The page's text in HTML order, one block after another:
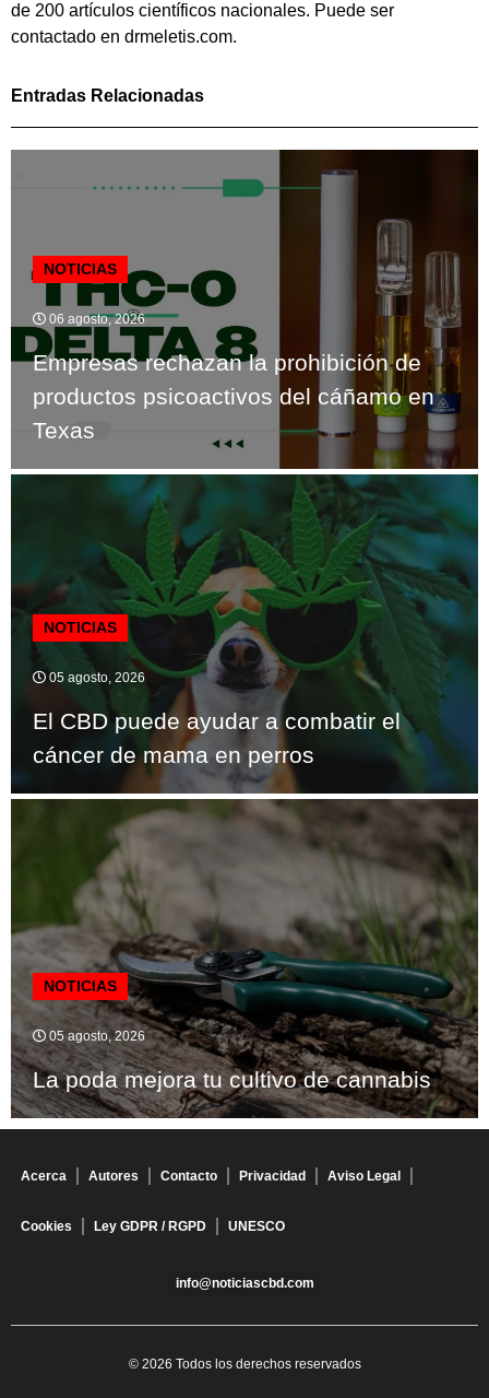
de 200 artículos científicos nacionales. Puede ser
contactado en drmeletis.com.
Entradas Relacionadas
NOTICIAS
06 agosto, 2026
Empresas rechazan la prohibición de
productos psicoactivos del cáñamo en
Texas
NOTICIAS
05 agosto, 2026
El CBD puede ayudar a combatir el
cáncer de mama en perros
NOTICIAS
05 agosto, 2026
La poda mejora tu cultivo de cannabis
Acerca Autores Contacto Privacidad Aviso Legal
Cookies Ley GDPR / RGPD UNESCO
info@noticiascbd.com
© 2026 Todos los derechos reservados